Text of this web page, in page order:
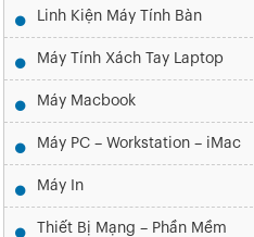
Linh Kiện Máy Tính Bàn
Máy Tính Xách Tay Laptop
Máy Macbook
Máy PC – Workstation – iMac
Máy In
Thiết Bị Mạng – Phần Mềm